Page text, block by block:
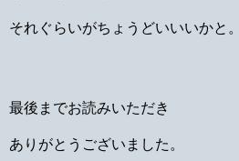
それぐらいがちょうどいいいかと。
最後までお読みいただき
ありがとうございました。